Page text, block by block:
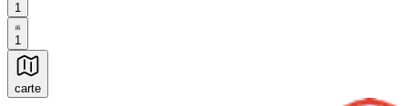
1
1
carte